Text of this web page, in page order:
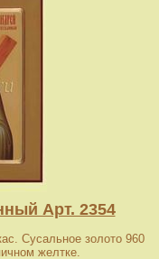
Арт. 2354
Сусальное золото 960
желтке.